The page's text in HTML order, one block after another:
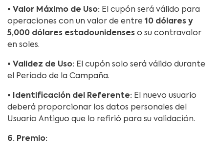
• Valor Máximo de Uso: El cupón será válido para
operaciones con un valor de entre 10 dólares y
5,000 dólares estadounidenses o su contravalor
en soles.
• Validez de Uso: El cupón solo será válido durante
el Periodo de la Campaña.
• Identificación del Referente: El nuevo usuario
deberá proporcionar los datos personales del
Usuario Antiguo que lo refirió para su validación.
6. Premio: